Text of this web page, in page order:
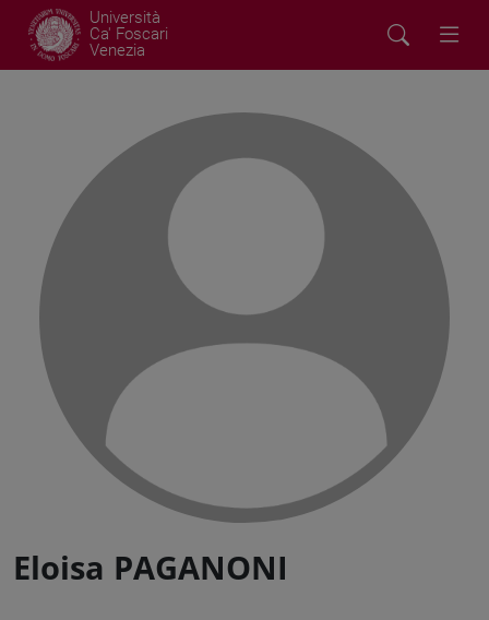
Università
Ca' Foscari
Venezia
Eloisa PAGANONI